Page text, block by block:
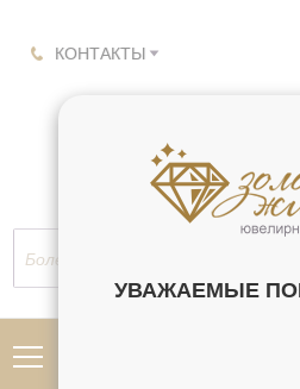
КОНТАКТЫ
УВАЖАЕМЫЕ